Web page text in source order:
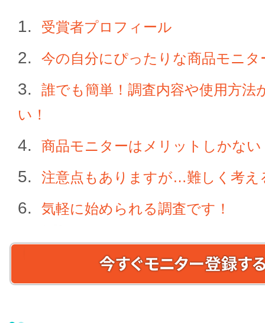
受賞者プロフィール
今の自分にぴったりな商品モニ
誰でも簡単！調査内容や使用方法
い！
商品モニターはメリットしかない
注意点もありますが…難しく考え
気軽に始められる調査です！